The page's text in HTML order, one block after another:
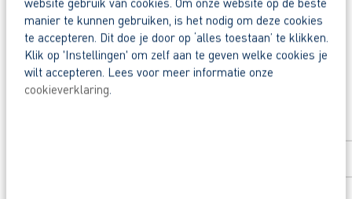
manier te kunnen gebruiken, is het nodig om deze cookies
te accepteren. Dit doe je door op ‘alles toestaan’ te klikken.
Klik op 'Instellingen' om zelf aan te geven welke cookies je
wilt accepteren. Lees voor meer informatie onze
cookieverklaring.
Zo maak je werk van jouw toekomst
Reageer nu op deze vacature. Al binnen 1
Waarom solliciteren via AB Vakwerk?
Snel naar een vast contract.
Heb je eerst nog vragen? App, bel of mail dan
Deel deze vacature:
Solliciteer direct